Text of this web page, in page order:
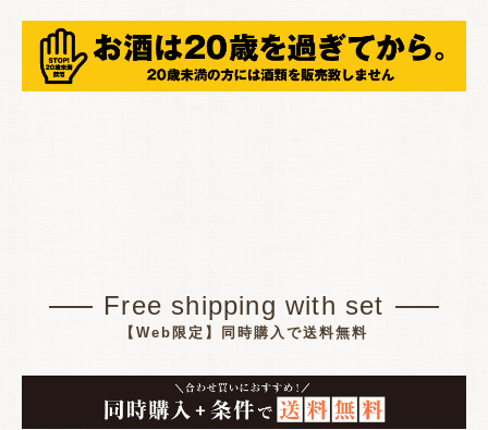
Free shipping with set
【Web限定】同時購入で送料無料